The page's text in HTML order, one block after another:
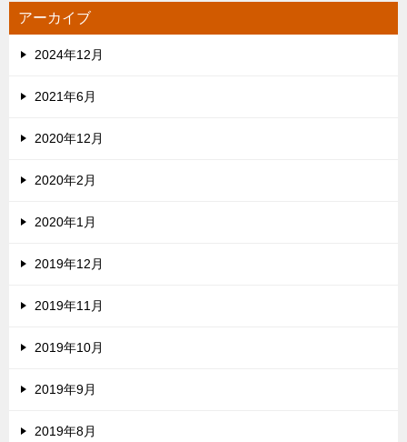
アーカイブ
2024年12月
2021年6月
2020年12月
2020年2月
2020年1月
2019年12月
2019年11月
2019年10月
2019年9月
2019年8月